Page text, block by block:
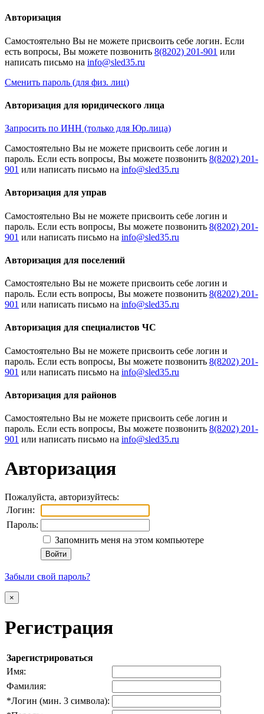
Авторизация
Cамостоятельно Вы не можете присвоить себе логин. Если
есть вопросы, Вы можете позвонить 8(8202) 201-901 или
написать письмо на
Сменить пароль (для физ. лиц)
Авторизация для юридического лица
Запросить по ИНН (только для Юр.лица)
Cамостоятельно Вы не можете присвоить себе логин и
пароль. Если есть вопросы, Вы можете позвонить 8(8202) 201-
901 или написать письмо на
Авторизация для управ
Cамостоятельно Вы не можете присвоить себе логин и
пароль. Если есть вопросы, Вы можете позвонить 8(8202) 201-
901 или написать письмо на
Авторизация для поселений
Cамостоятельно Вы не можете присвоить себе логин и
пароль. Если есть вопросы, Вы можете позвонить 8(8202) 201-
901 или написать письмо на
Авторизация для специалистов ЧС
Cамостоятельно Вы не можете присвоить себе логин и
пароль. Если есть вопросы, Вы можете позвонить 8(8202) 201-
901 или написать письмо на
Авторизация для районов
Cамостоятельно Вы не можете присвоить себе логин и
пароль. Если есть вопросы, Вы можете позвонить 8(8202) 201-
901 или написать письмо на
Авторизация
Пожалуйста, авторизуйтесь:
Логин:
Пароль:
Запомнить меня на этом компьютере
Забыли свой пароль?
×
Регистрация
Зарегистрироваться
Имя:
Фамилия:
*Логин (мин. 3 символа):